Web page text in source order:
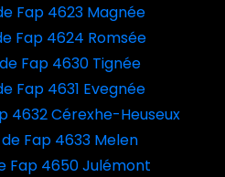
Fap 4623 Magnée
Fap 4624 Romsée
Fap 4630 Tignée
Fap 4631 Evegnée
4632 Cérexhe-Heuseux
Fap 4633 Melen
Fap 4650 Julémont